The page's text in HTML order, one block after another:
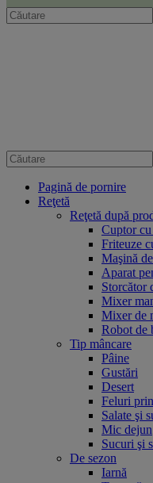
Pagină de pornire
Reţetă
Reţetă după
Cuptor
Friteuze
Maşină
Aparat
Storcător
Mixer
Mixer de
Robot de
Tip mâncare
Pâine
Gustări
Desert
Feluri
Salate şi
Mic dejun
Sucuri şi
De sezon
Iarnă